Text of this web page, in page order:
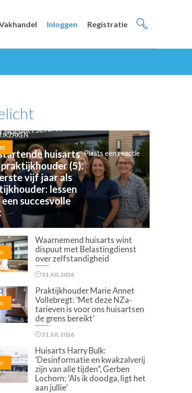
Inloggen Registratie
huisarts
praktijkhouder (5):
vijf jaar als
lessen
succesvolle
Plaats een reactie
Waarnemend huisarts wint
dispuut met Belastingdienst
over zelfstandigheid
31 JUL 2026
Praktijkhouder Marie Annet
Vollebregt: ‘Met deze NZa-
tarieven is voor ons huisartsen
de grens bereikt’
31 JUL 2026
Huisarts Harry Bulk:
‘Desinformatie en kwakzalverij
zijn van alle tijden”, Gerben
Lochorn: ‘Als ik doodga, ligt het
aan jullie’